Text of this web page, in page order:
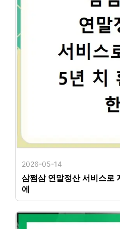
2026-05-14
삼쩜삼 연말정산 서비스로
에